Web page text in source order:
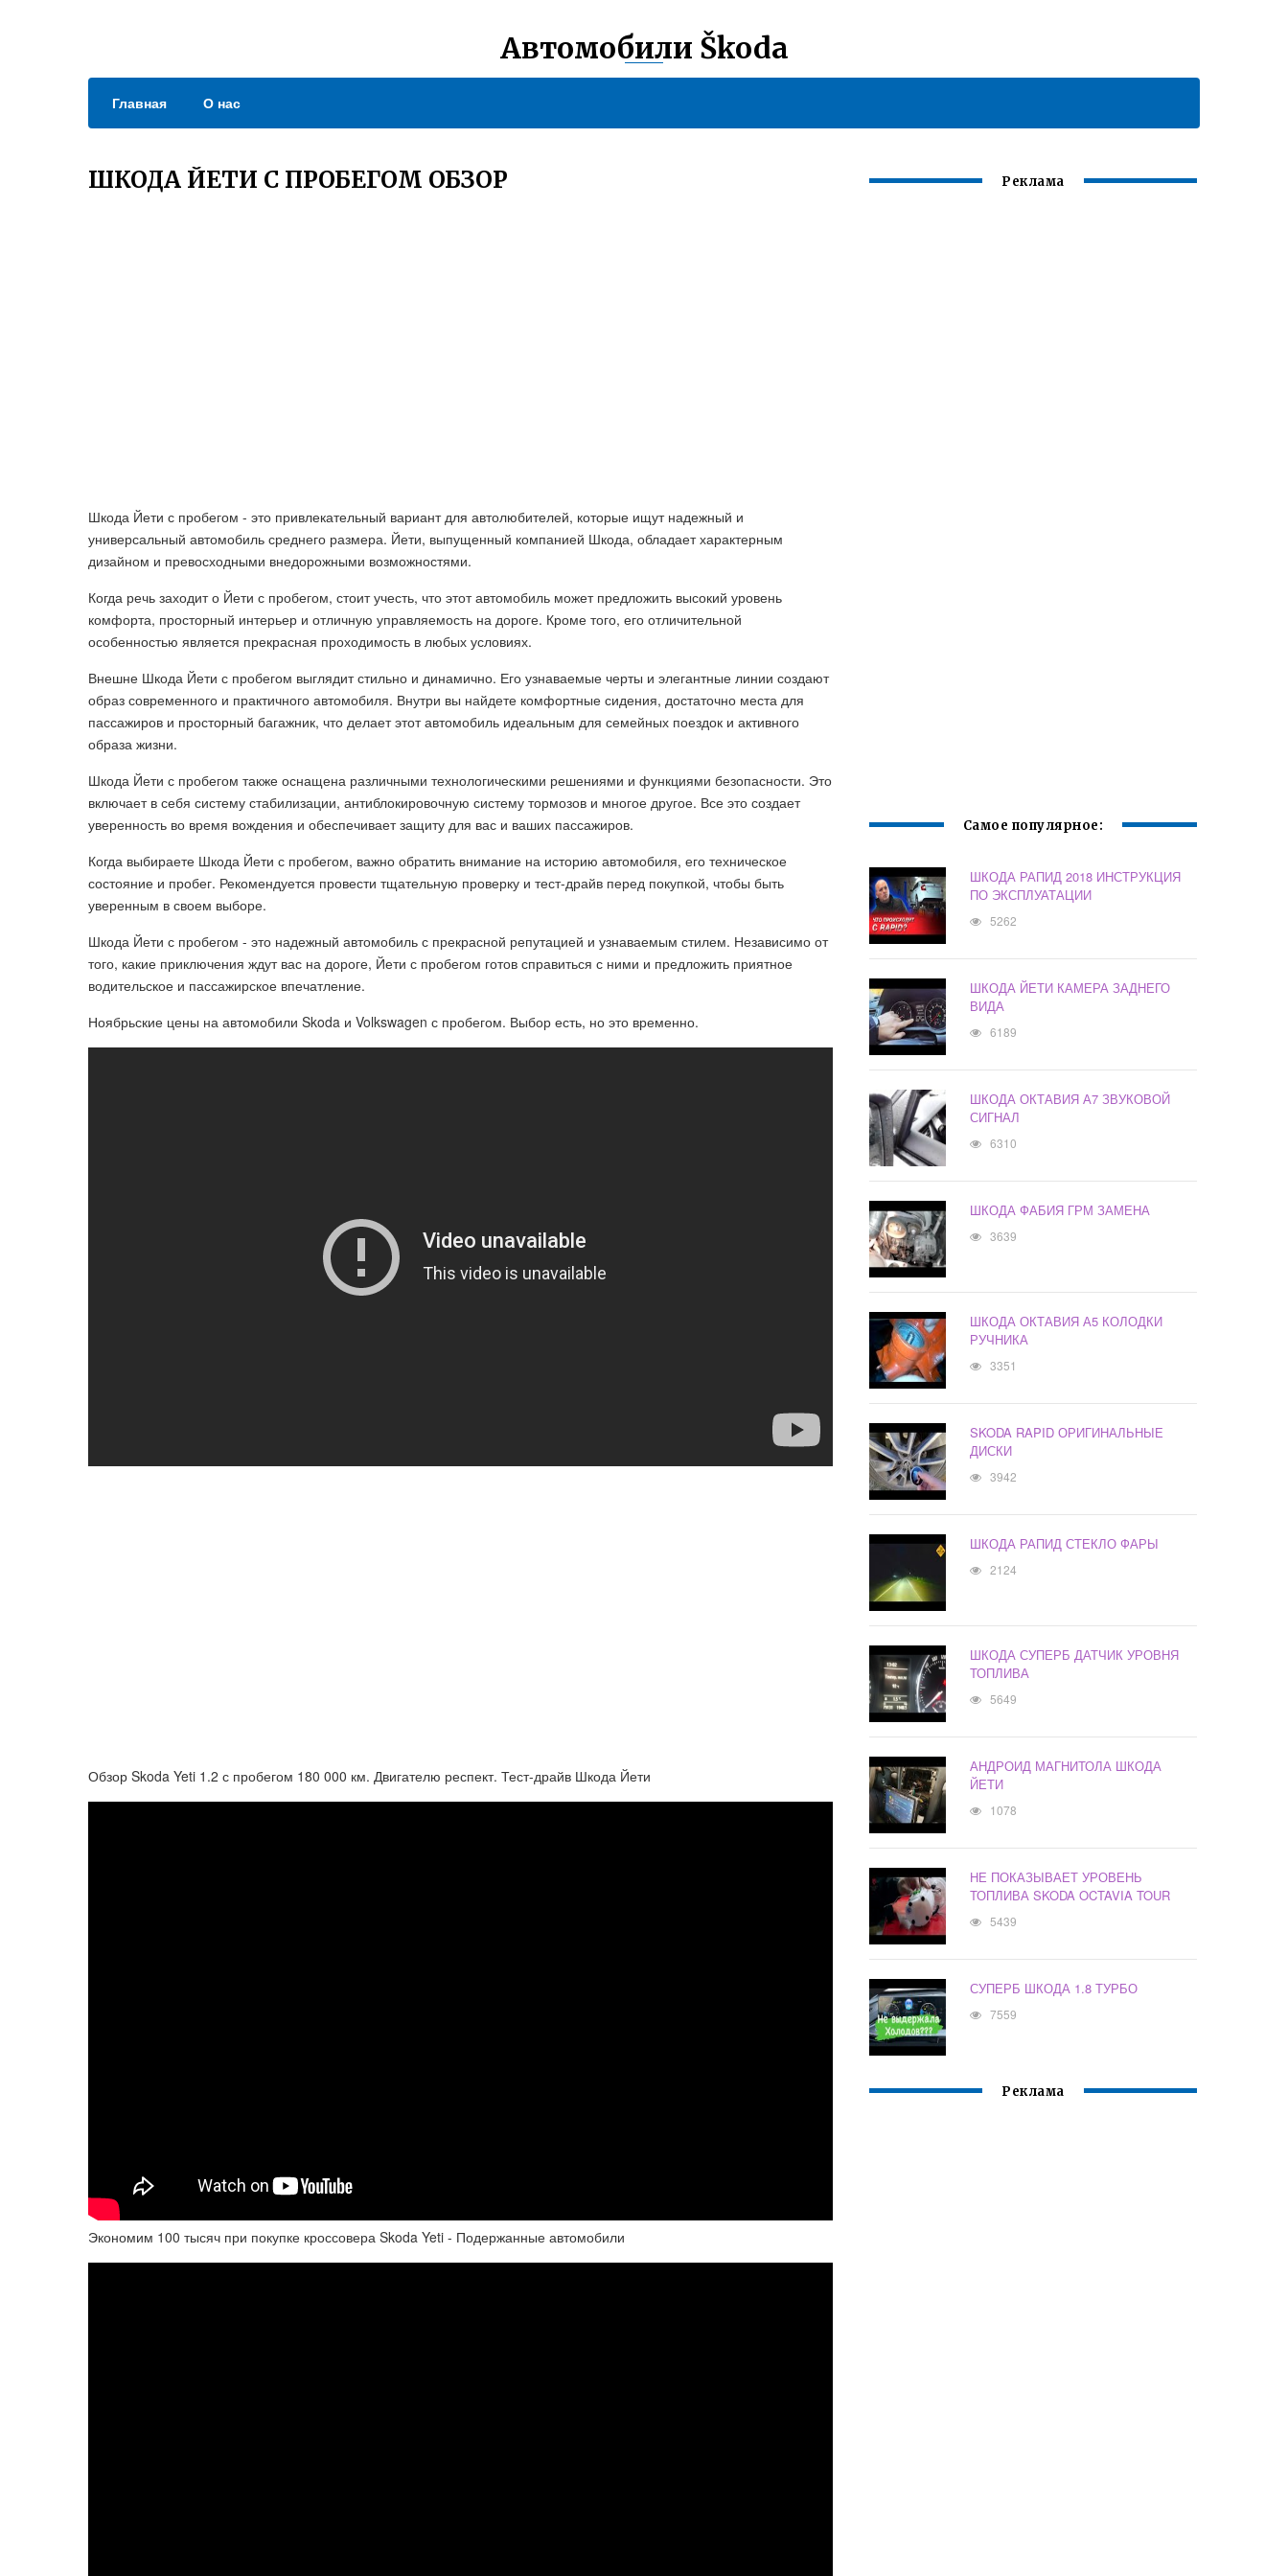
Автомобили Škoda
Главная О нас
ШКОДА ЙЕТИ С ПРОБЕГОМ ОБЗОР
Шкода Йети с пробегом - это привлекательный вариант для автолюбителей, которые ищут надежный и
универсальный автомобиль среднего размера. Йети, выпущенный компанией Шкода, обладает характерным
дизайном и превосходными внедорожными возможностями.
Когда речь заходит о Йети с пробегом, стоит учесть, что этот автомобиль может предложить высокий уровень
комфорта, просторный интерьер и отличную управляемость на дороге. Кроме того, его отличительной
особенностью является прекрасная проходимость в любых условиях.
Внешне Шкода Йети с пробегом выглядит стильно и динамично. Его узнаваемые черты и элегантные линии создают
образ современного и практичного автомобиля. Внутри вы найдете комфортные сидения, достаточно места для
пассажиров и просторный багажник, что делает этот автомобиль идеальным для семейных поездок и активного
образа жизни.
Шкода Йети с пробегом также оснащена различными технологическими решениями и функциями безопасности. Это
включает в себя систему стабилизации, антиблокировочную систему тормозов и многое другое. Все это создает
уверенность во время вождения и обеспечивает защиту для вас и ваших пассажиров.
Когда выбираете Шкода Йети с пробегом, важно обратить внимание на историю автомобиля, его техническое
состояние и пробег. Рекомендуется провести тщательную проверку и тест-драйв перед покупкой, чтобы быть
уверенным в своем выборе.
Шкода Йети с пробегом - это надежный автомобиль с прекрасной репутацией и узнаваемым стилем. Независимо от
того, какие приключения ждут вас на дороге, Йети с пробегом готов справиться с ними и предложить приятное
водительское и пассажирское впечатление.
Ноябрьские цены на автомобили Skoda и Volkswagen с пробегом. Выбор есть, но это временно.
Обзор Skoda Yeti 1.2 с пробегом 180 000 км. Двигателю респект. Тест-драйв Шкода Йети
Экономим 100 тысяч при покупке кроссовера Skoda Yeti - Подержанные автомобили
Реклама
Самое популярное:
ШКОДА РАПИД 2018 ИНСТРУКЦИЯ
ПО ЭКСПЛУАТАЦИИ
5262
ШКОДА ЙЕТИ КАМЕРА ЗАДНЕГО
ВИДА
6189
ШКОДА ОКТАВИЯ А7 ЗВУКОВОЙ
СИГНАЛ
6310
ШКОДА ФАБИЯ ГРМ ЗАМЕНА
3639
ШКОДА ОКТАВИЯ А5 КОЛОДКИ
РУЧНИКА
3351
SKODA RAPID ОРИГИНАЛЬНЫЕ
ДИСКИ
3942
ШКОДА РАПИД СТЕКЛО ФАРЫ
2124
ШКОДА СУПЕРБ ДАТЧИК УРОВНЯ
ТОПЛИВА
5649
АНДРОИД МАГНИТОЛА ШКОДА
ЙЕТИ
1078
НЕ ПОКАЗЫВАЕТ УРОВЕНЬ
ТОПЛИВА SKODA OCTAVIA TOUR
5439
СУПЕРБ ШКОДА 1.8 ТУРБО
7559
Реклама